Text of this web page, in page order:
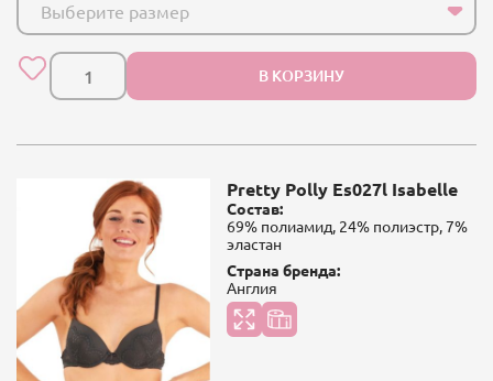
Выберите размер
В КОРЗИНУ
Pretty Polly Es027l Isabelle
Состав:
69% полиамид, 24% полиэстр, 7%
эластан
Страна бренда:
Англия